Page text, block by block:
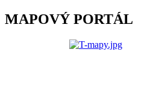
MAPOVÝ PORTÁL